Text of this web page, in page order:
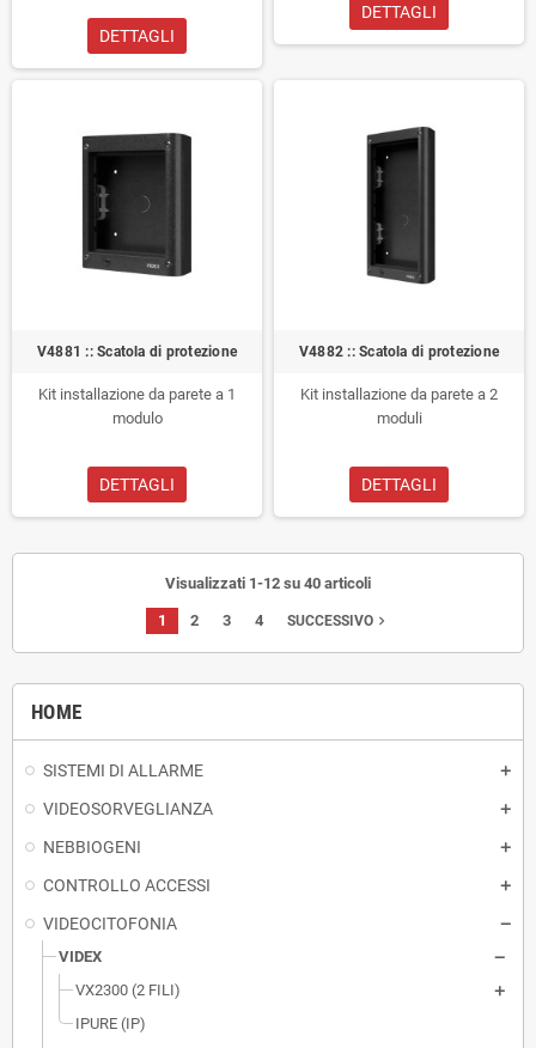
HOME
SISTEMI DI ALLARME
VIDEOSORVEGLIANZA
NEBBIOGENI
CONTROLLO ACCESSI
VIDEOCITOFONIA
VIDEX
VX2300 (2 FILI)
IPURE (IP)
DETTAGLI
DETTAGLI
V4881 :: Scatola di protezione
Kit installazione da parete a 1
modulo
DETTAGLI
V4882 :: Scatola di protezione
Kit installazione da parete a 2
moduli
DETTAGLI
Visualizzati 1-12 su 40 articoli
1 2 3 4 SUCCESSIVO navigate_next